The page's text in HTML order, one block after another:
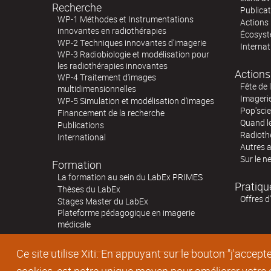
Ce site utilise Xiti. En appuyant sur le bouton
Recherche
WP-1 Méthodes et Instrumentations
innovantes en radiothérapies
WP-2 Techniques innovantes d'imagerie
WP-3 Radiobiologie et modélisation pour
les radiothérapies innovantes
WP-4 Traitement d'images
multidimensionnelles
WP-5 Simulation et modélisation d'images
Financement de la recherche
Publications
International
Formation
La formation au sein du LabEx PRIMES
Thèses du LabEx
Stages Master du LabEx
Plateforme pédagogique en imagerie
médicale
Actions
Fête de
Quand
Autres
Sur le
Offres